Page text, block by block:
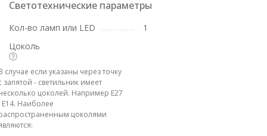
Светотехнические параметры
Кол-во ламп или LED
1
Цоколь
случае если указаны через точку
запятой - светильник имеет
цоколей. Например E27
E14. Наиболее
цоколями